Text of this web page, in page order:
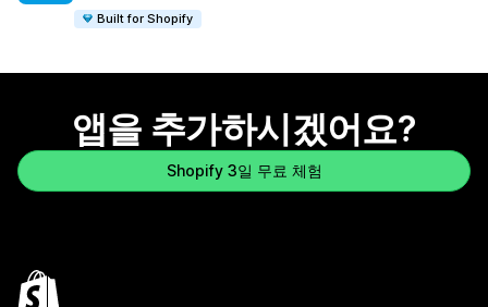
Built for Shopify
앱을 추가하시겠어요?
Shopify 3일 무료 체험